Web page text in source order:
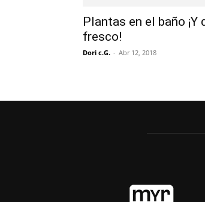
Plantas en el baño ¡Y
fresco!
Dori c.G. - Abr 12, 2018